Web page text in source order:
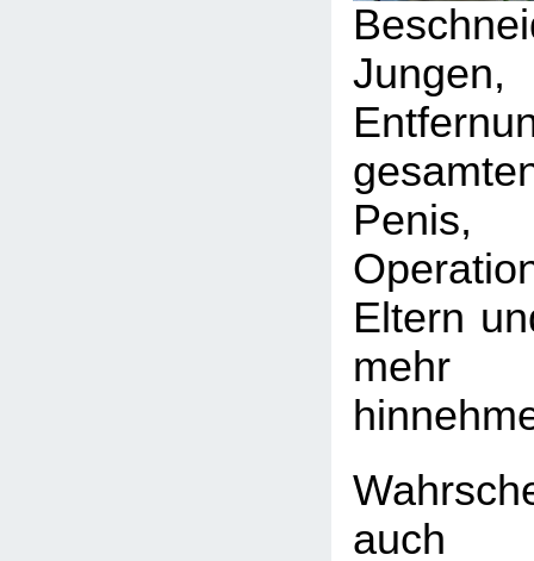
Eltern
mehr
auch